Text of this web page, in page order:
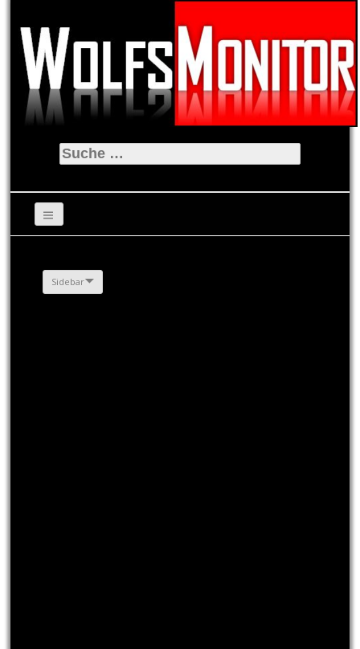
Suche
nach:
Sidebar